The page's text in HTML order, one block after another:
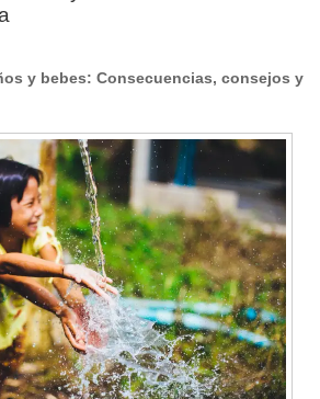
y bebes: Consecuencias, consejos y